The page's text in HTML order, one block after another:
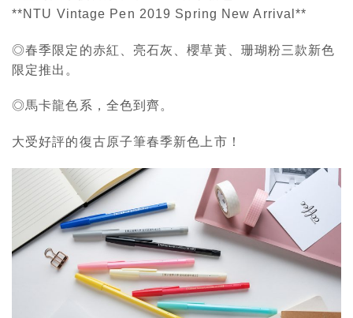
**NTU Vintage Pen 2019 Spring New Arrival**
◎春季限定的赤紅、亮石灰、櫻草黃、珊瑚粉三款新色
限定推出。
◎馬卡龍色系，全色到齊。
大受好評的復古原子筆春季新色上市！